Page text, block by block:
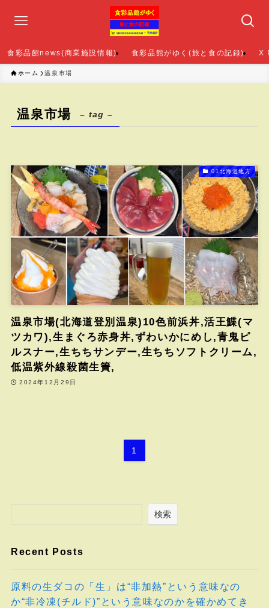
食彩品館news(商業施設情報) 食彩品館がゆく(旅と食の記録) X
ホーム 温泉市場
温泉市場 – tag –
01北海道地方
温泉市場(北海道登別温泉)10色前浜丼,活王鰈(マ
ツカワ),生まぐろ赤身丼,ずわいかにめし,青鬼ピ
ルスナー,生ちちサンデー,生ちちソフトクリーム,
低温紫外線殺菌生簀,
2024年12月29日
1
検索
Recent Posts
原料の生ダコの「生」は“非加熱”という意味なの
か“非冷凍(チルド)”という意味なのかを確かめてき